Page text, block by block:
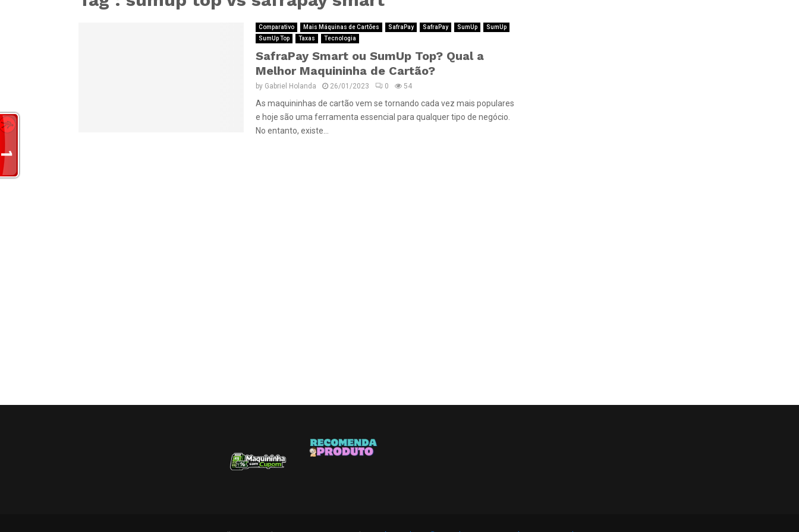
Comparativo Mais Máquinas de Cartões SafraPay SafraPay SumUp
SumUp
SumUp Top
Taxas Tecnologia
SafraPay Smart ou SumUp Top? Qual a
Melhor Maquininha de Cartão?
by Gabriel Holanda 26/01/2023 0 54
As maquininhas de cartão vem se tornando cada vez mais populares
e hoje são uma ferramenta essencial para qualquer tipo de negócio.
No entanto, existe...